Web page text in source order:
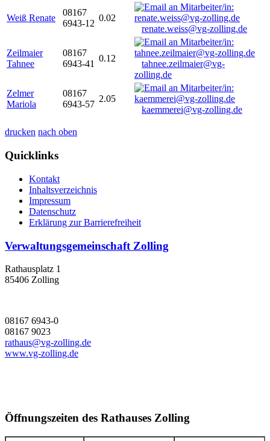
Weiß Renate
08167
6943-12
0.02
renate.weiss@vg-zolling.de
Zeilmaier
Tahnee
08167
6943-41
0.12
tahnee.zeilmaier@vg-
zolling.de
Zelmer
Mariola
08167
6943-57
2.05
kaemmerei@vg-zolling.de
drucken nach oben
Quicklinks
Kontakt
Inhaltsverzeichnis
Impressum
Datenschutz
Erklärung zur Barrierefreiheit
Verwaltungsgemeinschaft Zolling
Rathausplatz 1
85406 Zolling
08167 6943-0
08167 9023
rathaus@vg-zolling.de
www.vg-zolling.de
Öffnungszeiten des Rathauses Zolling